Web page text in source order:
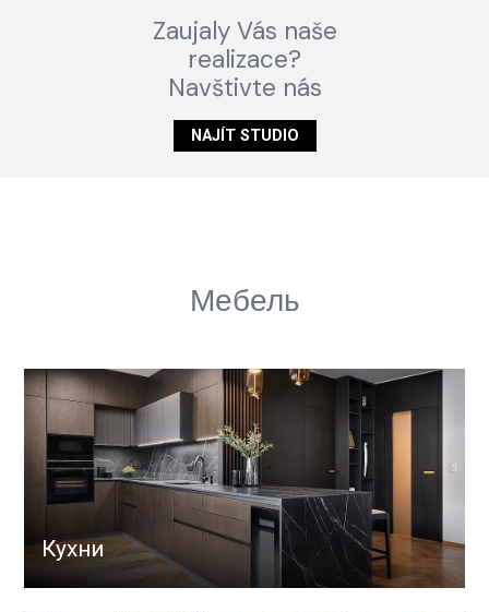
Zaujaly Vás naše
realizace?
Navštivte nás
NAJÍT STUDIO
Мебель
Кухни